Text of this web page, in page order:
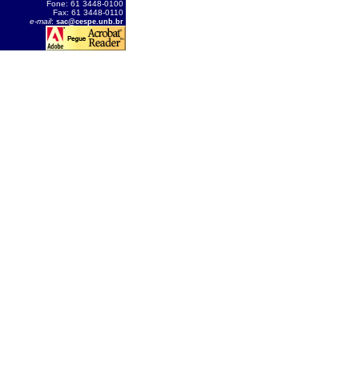
Fone: 61 3448-0100
Fax: 61 3448-0110
e-mail: sac@cespe.unb.br